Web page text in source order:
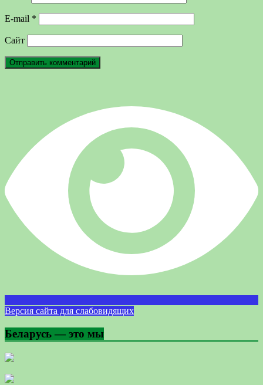
E-mail *
Сайт
Версия сайта для слабовидящих
Беларусь — это мы